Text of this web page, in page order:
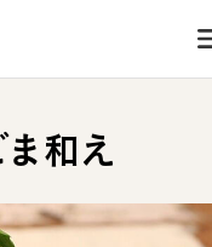
和え